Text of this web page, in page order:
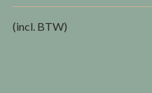
(incl. BTW)